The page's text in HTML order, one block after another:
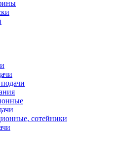
сотейники